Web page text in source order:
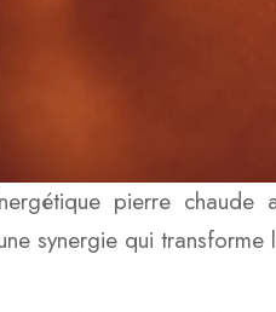
pierre chaude
synergie qui transforme